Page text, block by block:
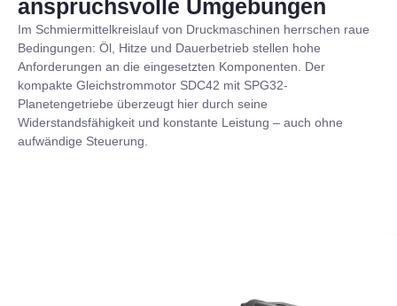
anspruchs­volle Umge­bungen
Im Schmiermittelkreislauf von Druckmaschinen herrschen raue
Bedingungen: Öl, Hitze und Dauerbetrieb stellen hohe
Anforderungen an die eingesetzten Komponenten. Der
kompakte Gleichstrommotor SDC42 mit SPG32-
Planetengetriebe überzeugt hier durch seine
Widerstandsfähigkeit und konstante Leistung – auch ohne
aufwändige Steuerung.